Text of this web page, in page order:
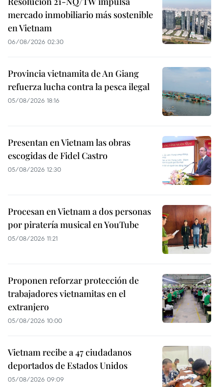
mercado inmobiliario más sostenible
en Vietnam
06/08/2026 02:30
Provincia vietnamita de An Giang
refuerza lucha contra la pesca ilegal
05/08/2026 18:16
Presentan en Vietnam las obras
escogidas de Fidel Castro
05/08/2026 12:30
Procesan en Vietnam a dos personas
por piratería musical en YouTube
05/08/2026 11:21
Proponen reforzar protección de
trabajadores vietnamitas en el
extranjero
05/08/2026 10:00
Vietnam recibe a 47 ciudadanos
deportados de Estados Unidos
05/08/2026 09:09